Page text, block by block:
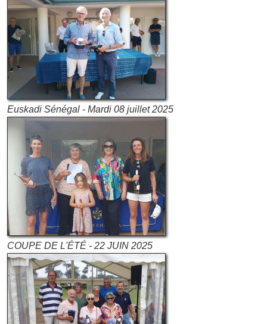
Euskadi Sénégal - Mardi 08 juillet 2025
COUPE DE L'ÉTÉ - 22 JUIN 2025